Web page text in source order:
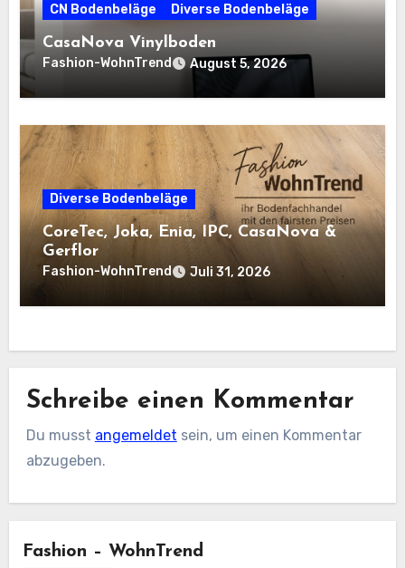
CN Bodenbeläge Diverse Bodenbeläge
CasaNova Vinylboden
Fashion-WohnTrend August 5, 2026
Diverse Bodenbeläge
CoreTec, Joka, Enia, IPC, CasaNova &
Gerflor
Fashion-WohnTrend Juli 31, 2026
Schreibe einen Kommentar
Du musst angemeldet sein, um einen Kommentar
abzugeben.
Fashion – WohnTrend